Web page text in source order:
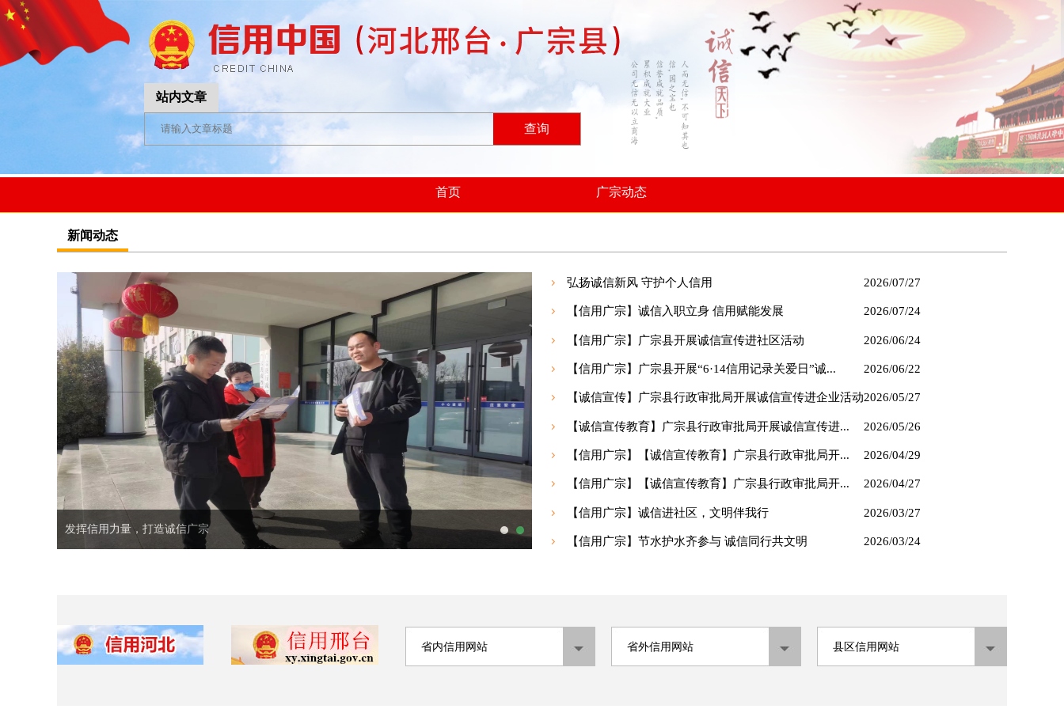
站内文章
查询
首页 广宗动态
新闻动态
发挥信用力量，打造诚信广宗
弘扬诚信新风 守护个人信用 2026/07/27
【信用广宗】诚信入职立身 信用赋能发展 2026/07/24
【信用广宗】广宗县开展诚信宣传进社区活动 2026/06/24
【信用广宗】广宗县开展“6·14信用记录关爱日”诚... 2026/06/22
【诚信宣传】广宗县行政审批局开展诚信宣传进企业活动2026/05/27
【诚信宣传教育】广宗县行政审批局开展诚信宣传进... 2026/05/26
【信用广宗】【诚信宣传教育】广宗县行政审批局开... 2026/04/29
【信用广宗】【诚信宣传教育】广宗县行政审批局开... 2026/04/27
【信用广宗】诚信进社区，文明伴我行 2026/03/27
【信用广宗】节水护水齐参与 诚信同行共文明 2026/03/24